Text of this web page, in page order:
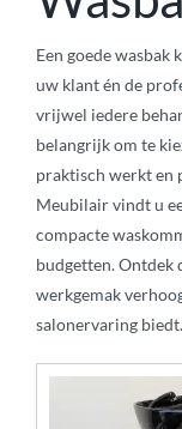
Knipkrukjes
Spiegels
Startersets
Een goede
uw klant én de
vrijwel iedere
belangrijk om te
praktisch werkt en
Meubilair vindt u
compacte
budgetten. Ontdek
werkgemak
salonervaring biedt.